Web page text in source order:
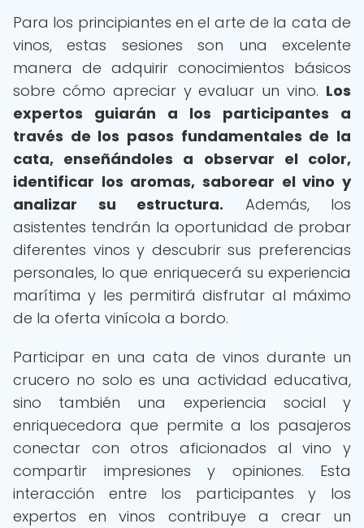
Para los principiantes en el arte de la cata de
vinos, estas sesiones son una excelente
manera de adquirir conocimientos básicos
sobre cómo apreciar y evaluar un vino. Los
expertos guiarán a los participantes a
través de los pasos fundamentales de la
cata, enseñándoles a observar el color,
identificar los aromas, saborear el vino y
analizar su estructura. Además, los
asistentes tendrán la oportunidad de probar
diferentes vinos y descubrir sus preferencias
personales, lo que enriquecerá su experiencia
marítima y les permitirá disfrutar al máximo
de la oferta vinícola a bordo.
Participar en una cata de vinos durante un
crucero no solo es una actividad educativa,
sino también una experiencia social y
enriquecedora que permite a los pasajeros
conectar con otros aficionados al vino y
compartir impresiones y opiniones. Esta
interacción entre los participantes y los
expertos en vinos contribuye a crear un